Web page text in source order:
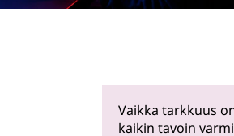
Vaikka tarkkuus
kaikin tavoin